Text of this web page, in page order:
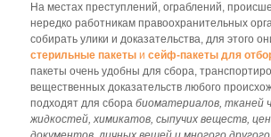
На местах преступлений, ограблений,
нередко работникам правоохранительных
собирать улики и доказательства, для этого
стерильные пакеты и сейф-пакеты для
пакеты очень удобны для сбора,
вещественных доказательств любого
подходят для сбора биоматериалов, тканей
жидкостей, химикатов, сыпучих веществ,